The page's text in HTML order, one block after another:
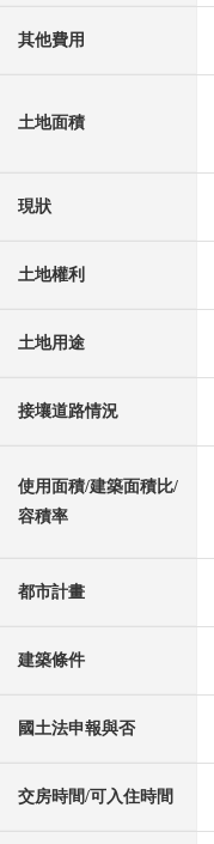
其他費用
土地面積
現狀
土地權利
土地用途
接壤道路情況
使用面積/建築面積比/
容積率
都市計畫
建築條件
國土法申報與否
交房時間/可入住時間